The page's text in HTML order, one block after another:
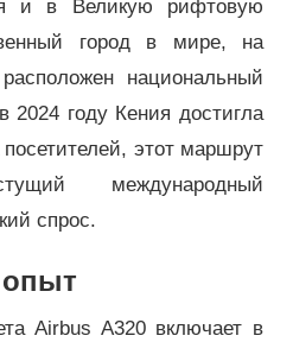
и в Великую рифтовую
город в мире, на
национальный
2024 году Кения достигла
этот маршрут
международный
спрос.
опыт
Airbus A320 включает в